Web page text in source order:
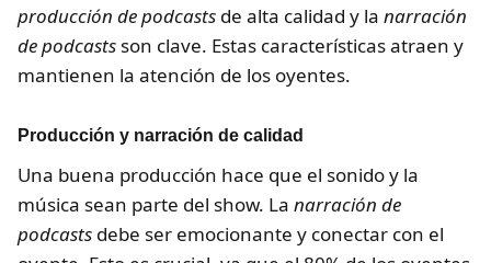
producción de podcasts de alta calidad y la narración
de podcasts son clave. Estas características atraen y
mantienen la atención de los oyentes.
Producción y narración de calidad
Una buena producción hace que el sonido y la
música sean parte del show. La narración de
podcasts debe ser emocionante y conectar con el